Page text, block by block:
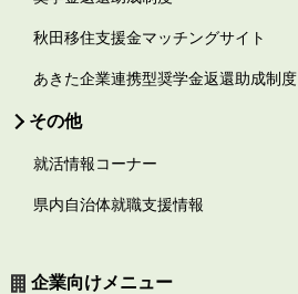
秋田移住支援金マッチングサイト
あきた企業連携型奨学金返還助成制度
その他
就活情報コーナー
県内自治体就職支援情報
企業向けメニュー